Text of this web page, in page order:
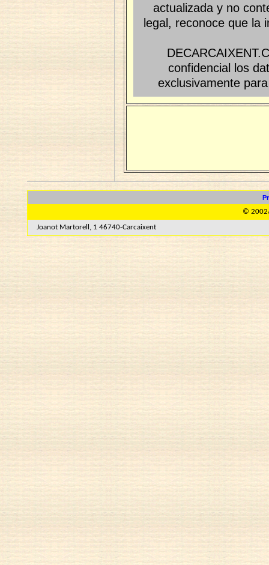
actualizada y no
legal, reconoce que la
confidencial los
exclusivamente
©
Joanot Martorell, 1 46740-Carcaixent